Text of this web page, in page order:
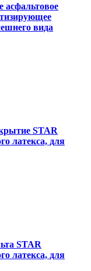
асфальтовое
вида
STAR
латекса, для
STAR
латекса, для